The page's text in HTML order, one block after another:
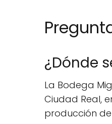
¿Dónde
La Bodega
Ciudad Real,
producción